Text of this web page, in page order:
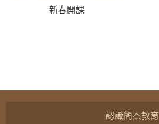
新春開課
認識簡杰教育